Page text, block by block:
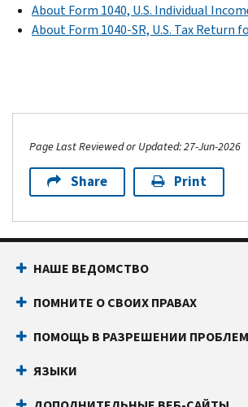
About Form 1040, U.S. Individual
About Form 1040-SR, U.S. Tax Return
Page Last Reviewed or Updated: 27-Jun-2026
Share Print
НАШЕ ВЕДОМСТВО
ПОМНИТЕ О СВОИХ ПРАВАХ
ПОМОЩЬ В РАЗРЕШЕНИИ
ЯЗЫКИ